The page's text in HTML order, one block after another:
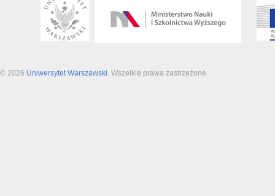
© 2026 Uniwersytet Warszawski . Wszelkie prawa zastrzeżone.